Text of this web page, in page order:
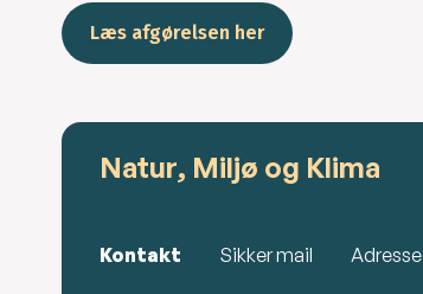
Læs afgørelsen her
Natur, Miljø og Klima
Kontakt Sikker mail Adresse